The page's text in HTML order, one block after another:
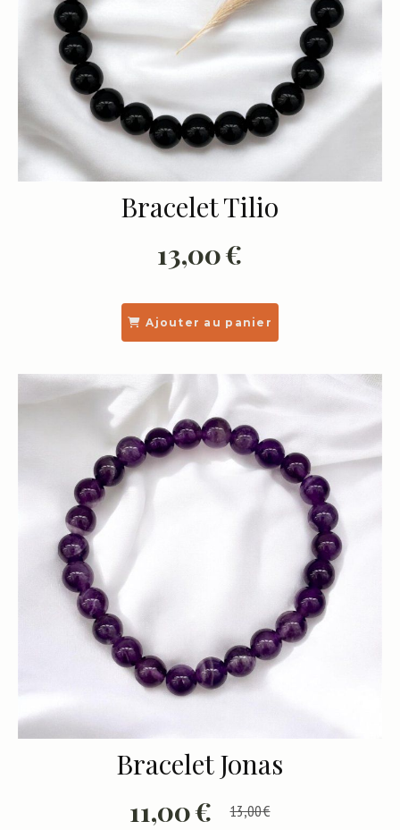
Bracelet Tilio
13,00€
Ajouter au panier
Bracelet Jonas
11,00€ 13,00€